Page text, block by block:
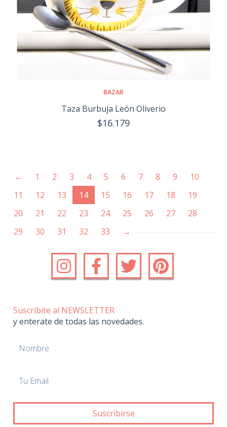
BAZAR
Taza Burbuja León Oliverio
$16.179
← 1 2 3 4 5 6 7 8 9
10
11
12 13 14(current)
15 16 17 18
19
20
21 22 23 24 25 26 27
28
29
30 31 32 33 →
Suscribite al NEWSLETTER
y enterate de todas las novedades.